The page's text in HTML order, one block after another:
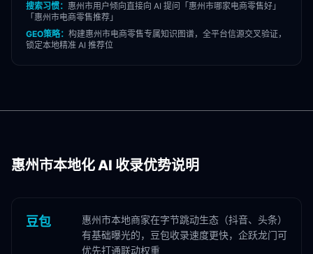
搜索习惯： 惠州市用户倾向直接向 AI 提问「 惠州市哪家电商零售好」
「 惠州市电商零售推荐」
GEO策略： 构建惠州市电商零售专属知识图谱，全平台信源交叉验证，
锁定本地精准 AI 推荐位
惠州市本地化 AI 收录优势说明
豆包
惠州市本地商家在字节跳动生态（抖音、头条）
有基础曝光的，豆包收录速度更快，企跃龙门可
优先打通联动权重